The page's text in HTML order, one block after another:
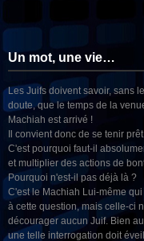
Un mot, une vie…
Les Juifs doivent savoir, sans
doute, que le temps de la
Machiah est arrivé !
Il convient donc de se tenir
C'est pourquoi faut-il
et multiplier des actions de
Pourquoi n'est-il pas déjà là ?
C'est le Machiah Lui-même
à cette question, mais celle-ci
décourager aucun Juif. Bien
une telle interrogation doit